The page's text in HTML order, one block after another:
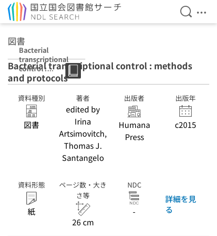
検索を
メ
図書
Bacterial
transcriptional
control :
methods and
protocols
Bacterial transcriptional control : methods
and protocols
資料種別
図書
著者
edited by
Irina
Artsimovitch,
Thomas J.
Santangelo
出版者
Humana
Press
出版年
c2015
資料形態
紙
ページ数・大き
さ等
26 cm
NDC
-
詳細を見
る